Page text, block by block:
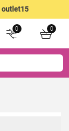
outlet15
0 0